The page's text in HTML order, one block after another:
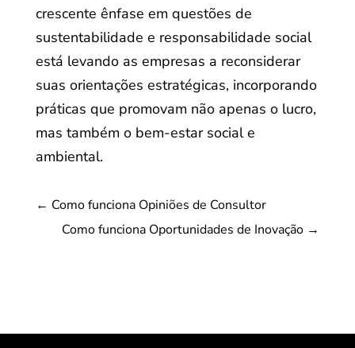
crescente ênfase em questões de
sustentabilidade e responsabilidade social
está levando as empresas a reconsiderar
suas orientações estratégicas, incorporando
práticas que promovam não apenas o lucro,
mas também o bem-estar social e
ambiental.
← Como funciona Opiniões de Consultor
Como funciona Oportunidades de Inovação →